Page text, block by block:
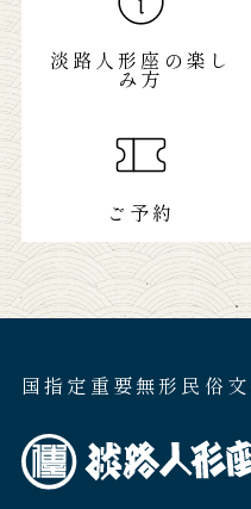
淡路人形座の楽し
み方
ご予約
国指定重要無形民俗